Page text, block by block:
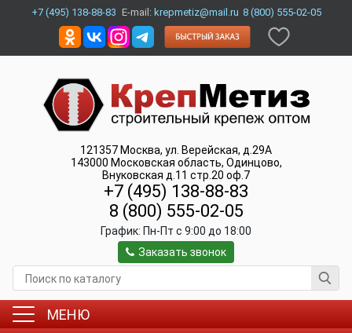
+7 (495) 138-88-83 E-mail: krepmetiz@mail.ru 8 (800) 555-02-05
121357 Москва, ул. Верейская, д.29А
143000 Московская область, Одинцово,
Внуковская д.11 стр.20 оф.7
+7 (495) 138-88-83
8 (800) 555-02-05
График: Пн-Пт c 9:00 до 18:00
Заказать звонок
МЕНЮ